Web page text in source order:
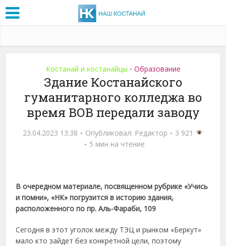
Костанай и костанайцы • Образование
Здание Костанайского
гуманитарного колледжа во
время ВОВ передали заводу
23.04.2023 13:38 Опубликовал: Редактор
3 921
5 мин на чтение
В очередном материале, посвященном рубрике «Учись
и помни», «НК» погрузится в историю здания,
расположенного по пр. Аль-Фараби, 109
Сегодня в этот уголок между ТЭЦ и рынком «Беркут»
мало кто зайдет без конкретной цели, поэтому